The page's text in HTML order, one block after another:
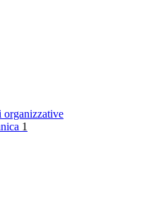
organizzative
1